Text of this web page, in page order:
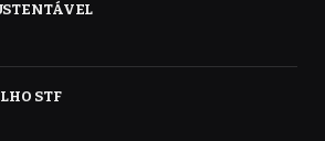
STF